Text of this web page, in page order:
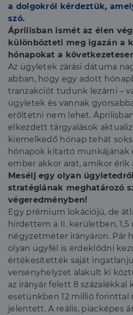
a dolgokról kérdeztük,
szó.
Áprilisban ismét az élen
különbözteti meg igazán a
hónapokat a
Az ügyletek zárási dátuma
abban, hogy egy adott
tranzakciót tudunk lezárni –
ügyletek és vannak
erőltetni nem lehet.
elkezdett tárgyalások
kiemelkedő hónap tehát
hónapok kitartó munkájának
ember akkor arat, amikor érik
Mesélj egy olyan
stratégiának meghatározó
végeredményben!
Egy prémium lokációjú, de
hirdettem a II. kerületben,
négyzetméter irányáron. Pár
olyan ügyfél is érdeklődni
értékesítették saját
versenyhelyzet alakult ki
az irányár felett 8 százalékkal
esetünkben 12 millió forinttal
jelentett. A reális, piacképes